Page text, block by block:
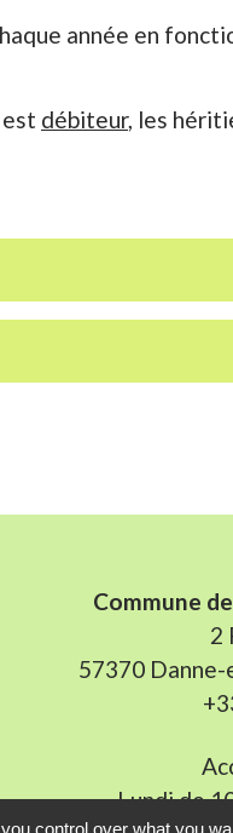
année en
débiteur, les
Commune
2
57370
Lundi de
control over what you